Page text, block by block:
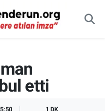
etti
1 DK